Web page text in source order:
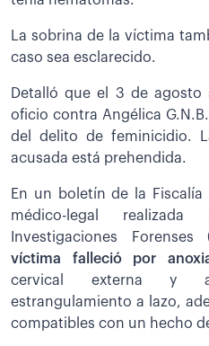
La sobrina de la víctima
caso sea esclarecido.
Detalló que el 3 de
oficio contra Angélica
del delito de feminicidio.
acusada está prehendida.
En un boletín de la
médico-legal
Investigaciones Forenses
víctima falleció por
cervical externa y
estrangulamiento a lazo,
compatibles con un hecho